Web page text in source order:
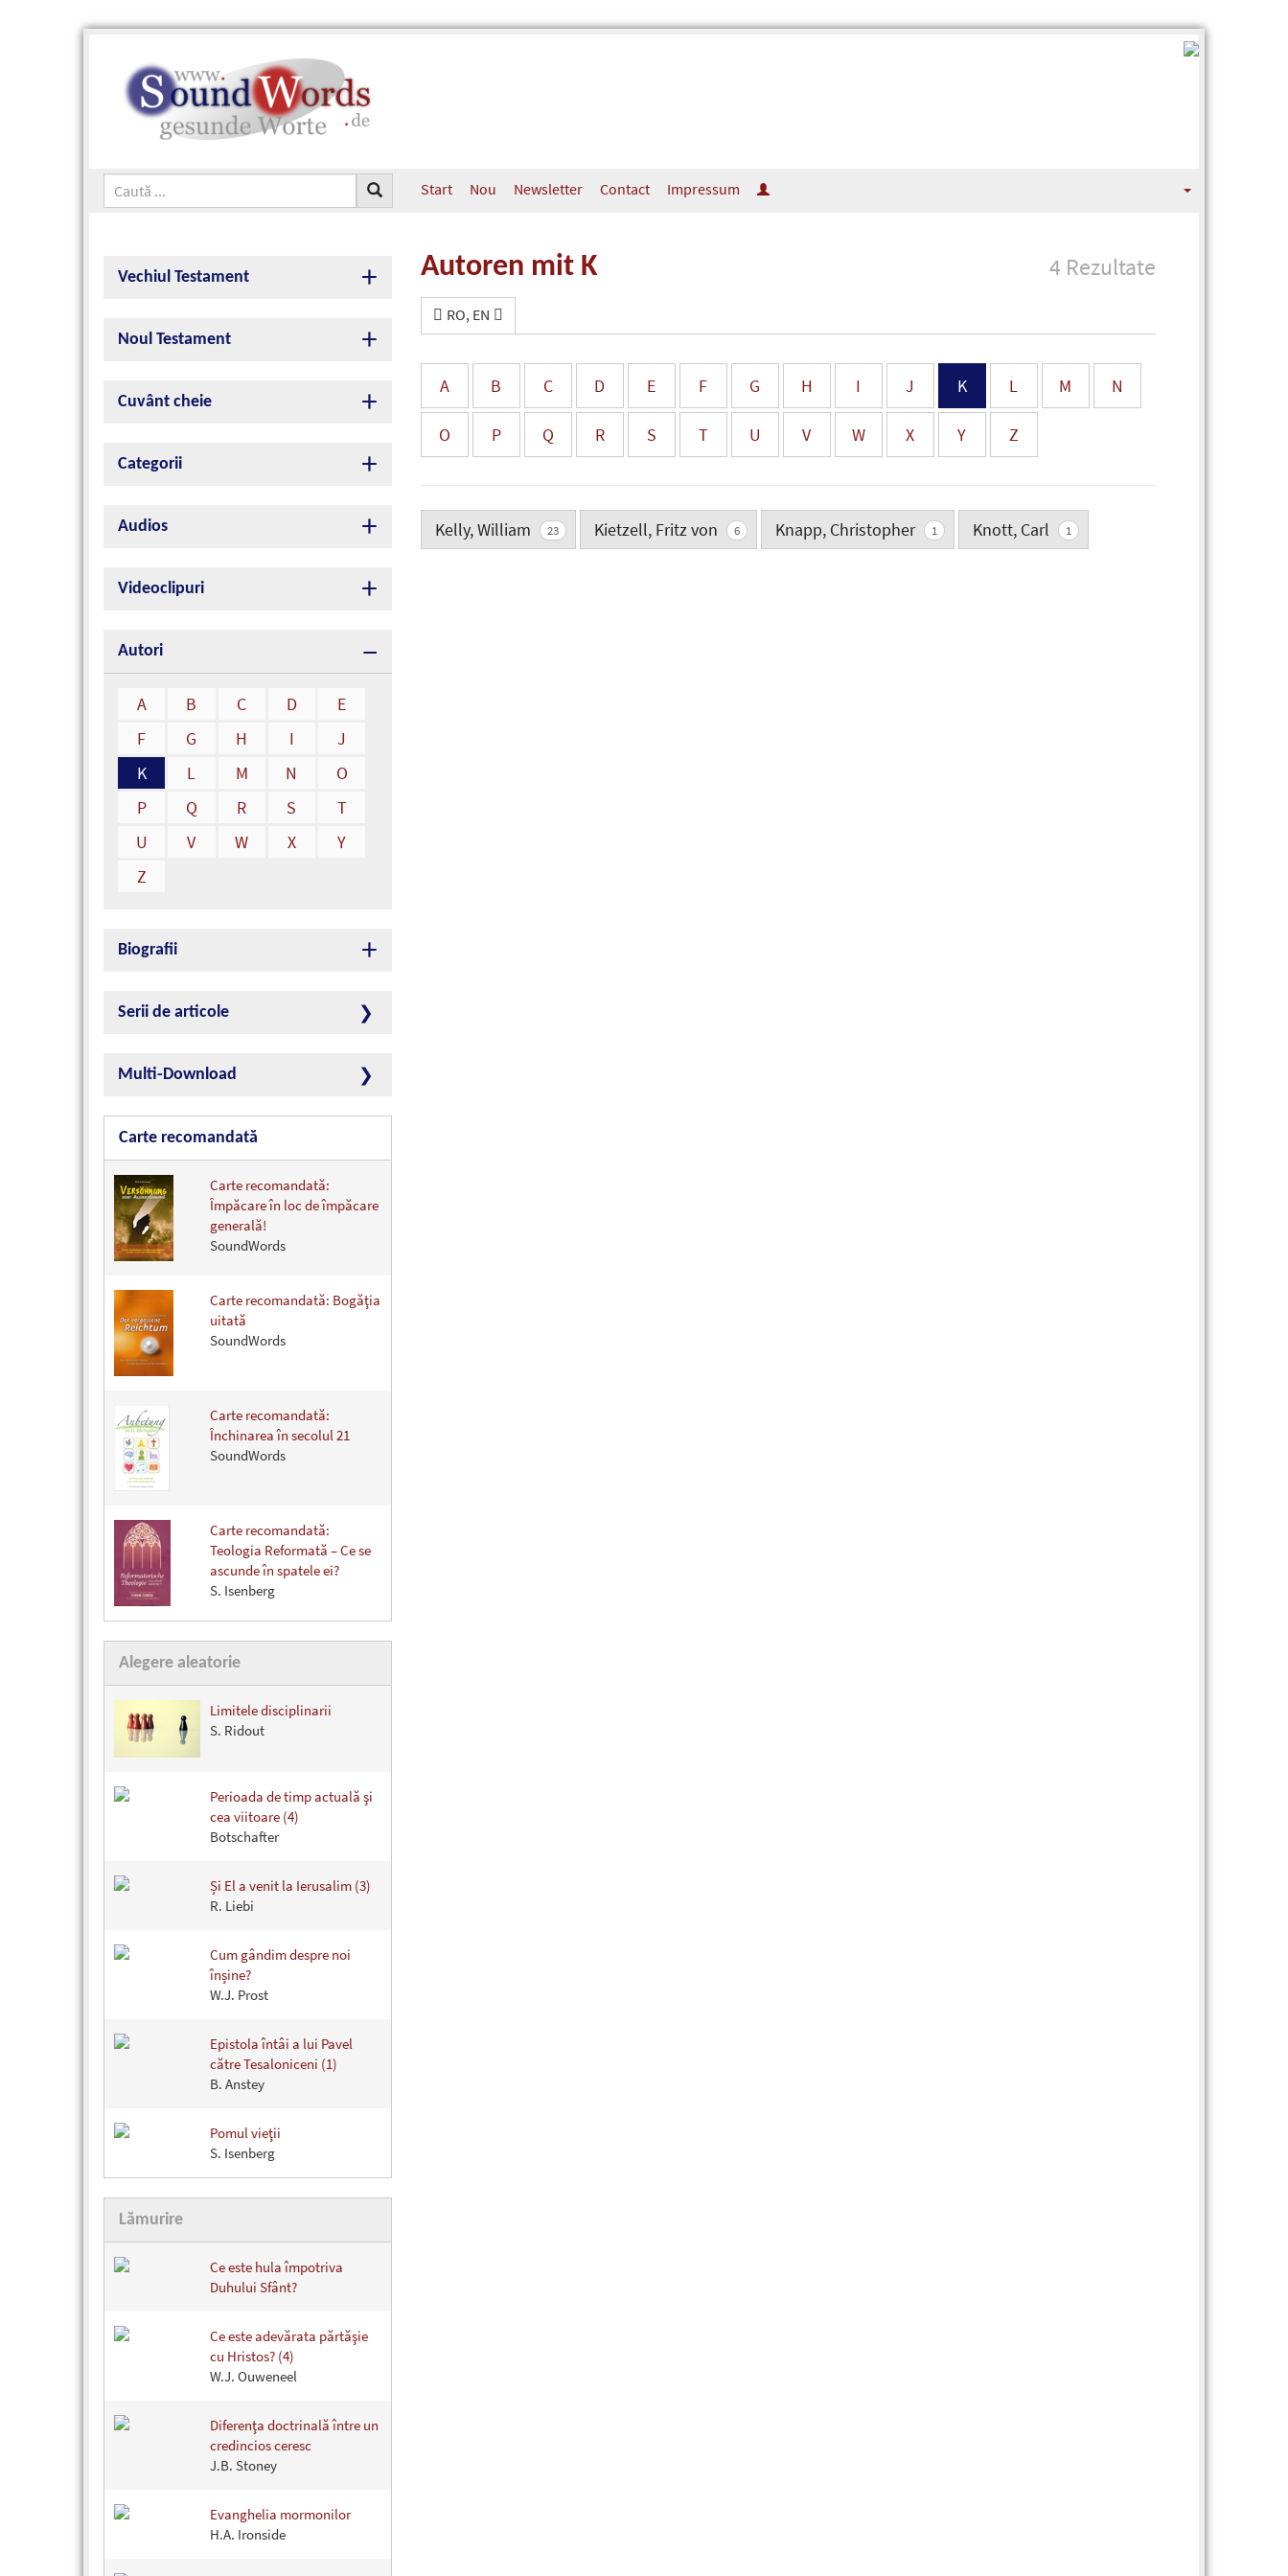
Start Nou Newsletter Contact Impressum
Vechiul Testament
Noul Testament
Cuvânt cheie
Categorii
Audios
Videoclipuri
Autori
A B C D
E
F
G H I
J
K
L M N
O
P
Q R S
T
U
V W X
Y
Z
Biografii
Serii de articole
Multi-Download
Carte recomandată
Carte recomandată:
Împăcare în loc de împăcare
generală!
SoundWords
Carte recomandată: Bogăţia
uitată
SoundWords
Carte recomandată:
Închinarea în secolul 21
SoundWords
Carte recomandată:
Teologia Reformată – Ce se
ascunde în spatele ei?
S. Isenberg
Alegere aleatorie
Limitele disciplinarii
S. Ridout
Perioada de timp actuală şi
cea viitoare (4)
Botschafter
Și El a venit la Ierusalim (3)
R. Liebi
Cum gândim despre noi
înșine?
W.J. Prost
Epistola întâi a lui Pavel
către Tesaloniceni (1)
B. Anstey
Pomul vieţii
S. Isenberg
Lămurire
Ce este hula împotriva
Duhului Sfânt?
Ce este adevărata părtăşie
cu Hristos? (4)
W.J. Ouweneel
Diferenţa doctrinală între un
credincios ceresc
J.B. Stoney
Evanghelia mormonilor
H.A. Ironside
4 Rezultate
Autoren mit K
RO, EN
A B C D E F G H I J K L M N
O P Q R S T U V W X Y Z
Kelly, William 23 Kietzell, Fritz von 6 Knapp, Christopher 1 Knott, Carl 1